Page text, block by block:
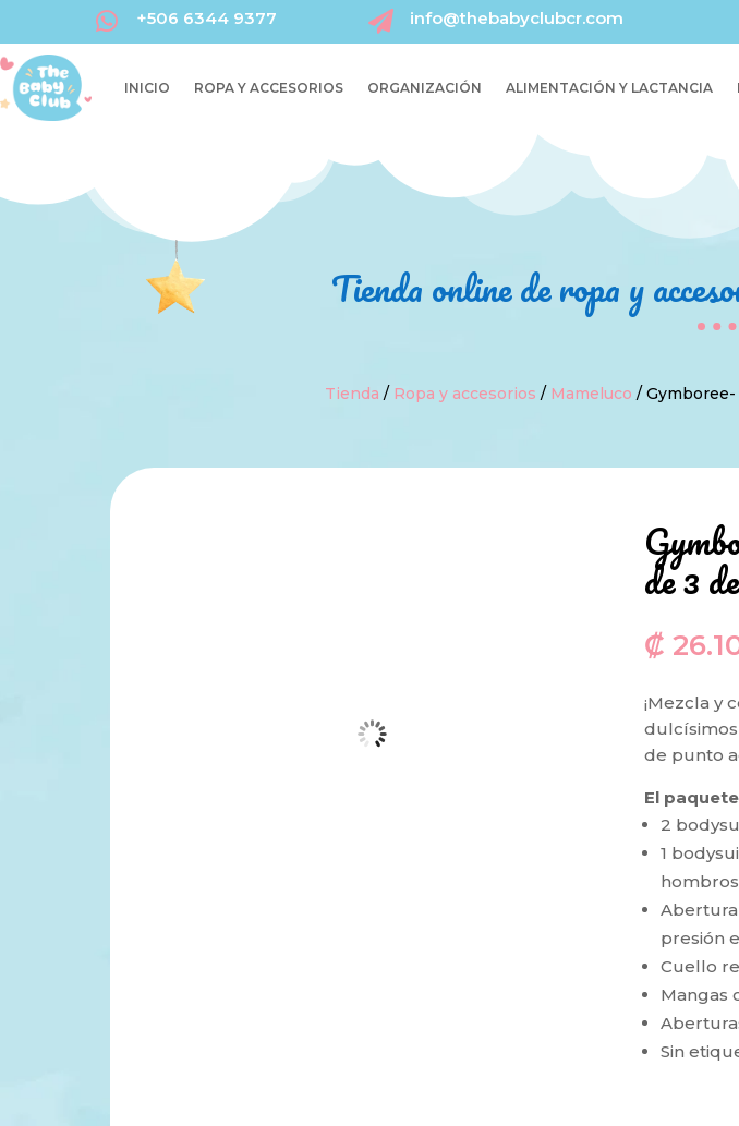
 +506 6344 9377  info@thebabyclubcr.com
INICIO ROPA Y ACCESORIOS ORGANIZACIÓN ALIMENTACIÓN Y LACTANCIA
Tienda online de ropa y
Tienda / Ropa y accesorios / Mameluco /
de 3
₡
¡Mezcla y
dulcísimos
de punto
El
2
1
hombros
presión
Cuello
Mangas
Sin